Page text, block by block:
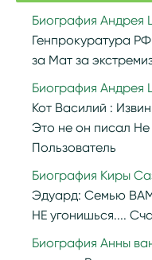
Биография Андрея
Генпрокуратура
за Мат за
Биография Андрея
Кот Василий :
Это не он писал Не
Пользователь
Биография Киры
Эдуард: Семью ВАМ
НЕ угонишься....
Биография Анны